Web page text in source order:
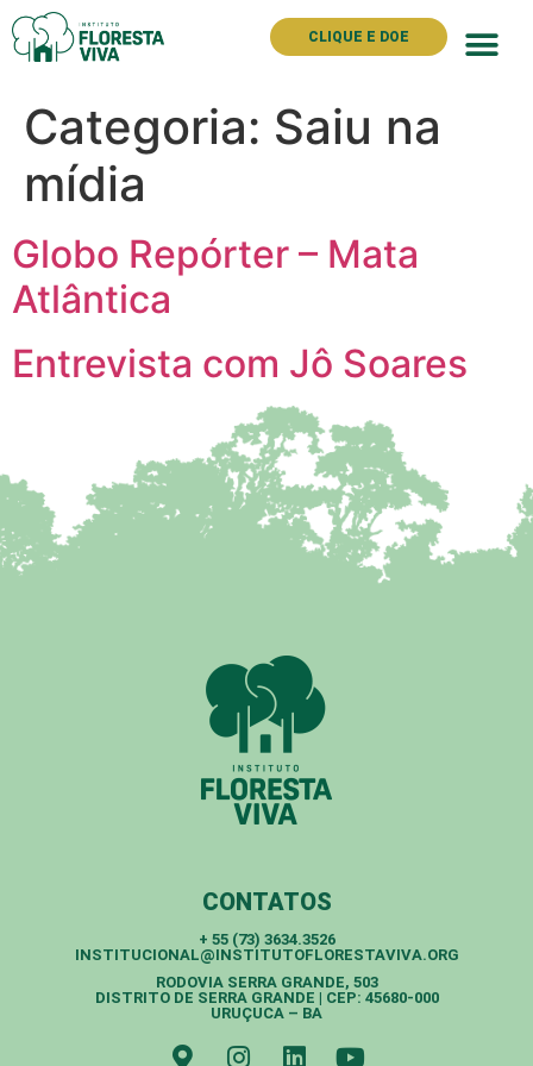
CLIQUE E DOE
Categoria: Saiu na
mídia
Globo Repórter – Mata
Atlântica
Entrevista com Jô Soares
CONTATOS
+ 55 (73) 3634.3526
INSTITUCIONAL@INSTITUTOFLORESTAVIVA.ORG
RODOVIA SERRA GRANDE, 503
DISTRITO DE SERRA GRANDE | CEP: 45680-000
URUÇUCA – BA